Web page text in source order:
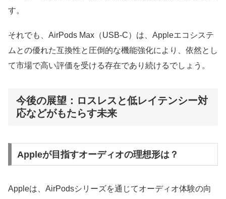
す。
それでも、AirPods Max（USB-C）は、Appleエコシステ
ムとの優れた互換性と圧倒的な機能強化により、依然とし
て市場で高い評価を受ける存在であり続けるでしょう。
今後の展望：ロスレスと低レイテンシー対
応などがもたらす未来
Appleが目指すオーディオの理想形は？
Appleは、AirPodsシリーズを通じてオーディオ体験の向